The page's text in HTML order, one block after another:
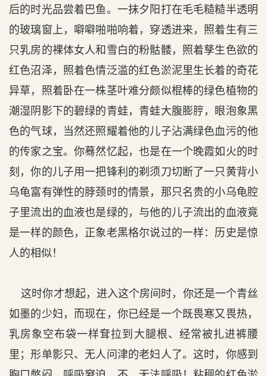
后的时光品尝着巴鱼。一抹夕阳打在毛毛糙糙半透明
的玻璃窗上，噼噼啪啪响着，穿透进来，照着生有三
只乳房的裸体女人和雪白的粉骷髅，照着孳生色欲的
红色沼泽，照着色情泛滥的红色淤泥里生长着的奇花
异草，照着卧在一株茎叶难分颇似棍棒的绿色植物的
潮湿阴影下的碧绿的青蛙，青蛙大腹膨脝，眼泡象黑
色的气球，当然还照耀着他的儿子沾满绿色血污的他
的传家之宝。你蓦然忆起，也是在一个晚霞如火的时
刻，你的儿子用一把锋利的剃须刀切断了一只黄背小
乌龟富有弹性的脖颈时的情景，那只名贵的小乌龟腔
子里流出的血液也是绿的，与他的儿子流出的血液竟
是一样的颜色，正象老黑格尔说过的一样：历史是惊
人的相似！
这时你才想起，进入这个房间时，你还是一个青丝
如墨的少妇，而现在，你已经是一个既畏寒又畏热，
乳房象空布袋一样耷拉到大腿根、经常被扎进裤腰
里；形单影只、无人问津的老妇人了。这时，你感到